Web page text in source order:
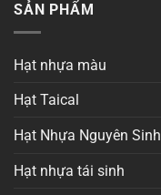
SẢN PHẨM
Hạt nhựa màu
Hạt Taical
Hạt Nhựa Nguyên Sinh
Hạt nhựa tái sinh